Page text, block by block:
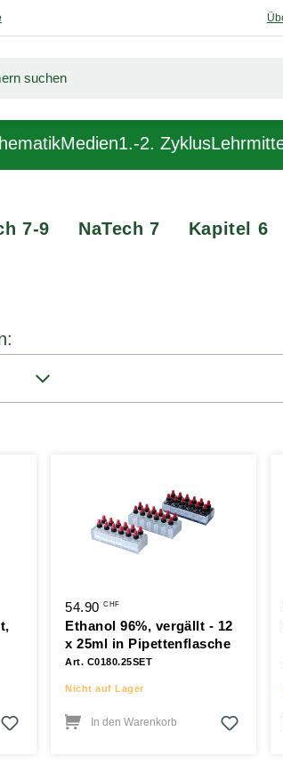
Medien1.-2. Zyklus
7-9 NaTech 7 Kapitel 6
54.90CHF
Ethanol 96%, vergällt - 12
x 25ml in Pipettenflasche
Art. C0180.25SET
Nicht auf Lager
In den Warenkorb